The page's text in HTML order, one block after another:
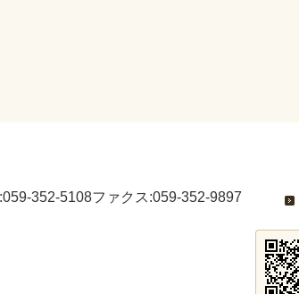
352-5108ファクス:059-352-9897